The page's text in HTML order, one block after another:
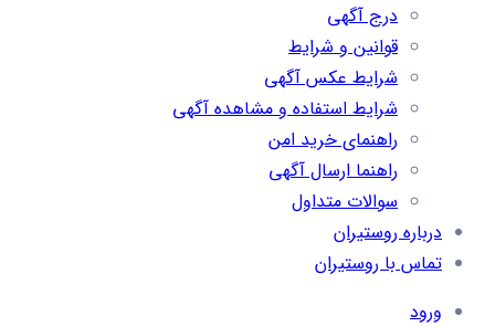
درج آگهی
قوانین و شرایط
شرایط عکس آگهی
شرایط استفاده و مشاهده آگهی
راهنمای خرید امن
راهنما ارسال آگهی
سوالات متداول
درباره روستیران
تماس با روستیران
ورود